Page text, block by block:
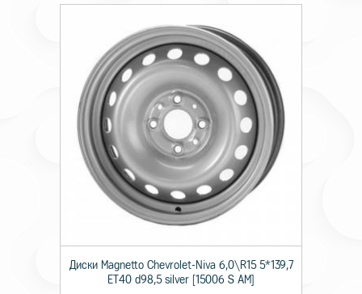
Диски Magnetto Chevrolet-Niva 6,0\R15 5*139,7
ET40 d98,5 silver [15006 S AM]